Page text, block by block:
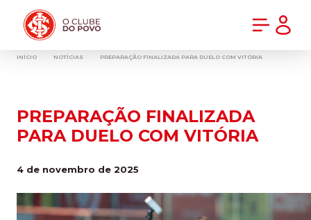
INÍCIO NOTÍCIAS PREPARAÇÃO FINALIZADA PARA DUELO COM VITÓRIA
PREPARAÇÃO FINALIZADA
PARA DUELO COM VITÓRIA
4 de novembro de 2025